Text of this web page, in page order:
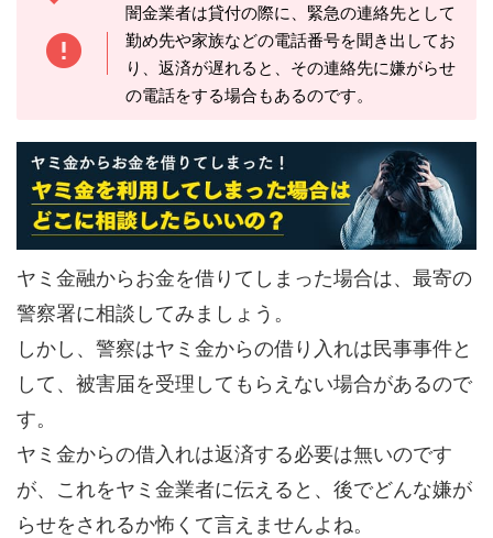
闇金業者は貸付の際に、緊急の連絡先として
勤め先や家族などの電話番号を聞き出してお
り、返済が遅れると、その連絡先に嫌がらせ
の電話をする場合もあるのです。
ヤミ金融からお金を借りてしまった場合は、最寄の
警察署に相談してみましょう。
しかし、警察はヤミ金からの借り入れは民事事件と
して、被害届を受理してもらえない場合があるので
す。
ヤミ金からの借入れは返済する必要は無いのです
が、これをヤミ金業者に伝えると、後でどんな嫌が
らせをされるか怖くて言えませんよね。